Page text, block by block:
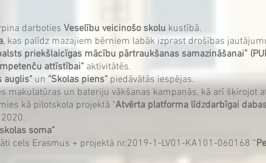
darboties Veselību veicinošo skolu kustībā.
, kas palīdz mazajiem bērniem labāk izprast drošības
priekšlaicīgas mācību pārtraukšanas samazināšanai”
attīstībai" aktivitātēs.
auglis" un "Skolas piens" piedāvātās iespējas.
makulatūras un bateriju vākšanas kampaņās, kā arī šķirojot
kā pilotskola projektā "Atvērta platforma līdzdarbīgai
soma"
cels Erasmus + projektā nr.2019-1-LV01-KA101-060168 “